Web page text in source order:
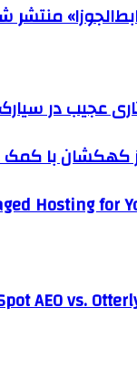
منتشر
عجیب در
کهکشان با
Hosting for
AEO vs.